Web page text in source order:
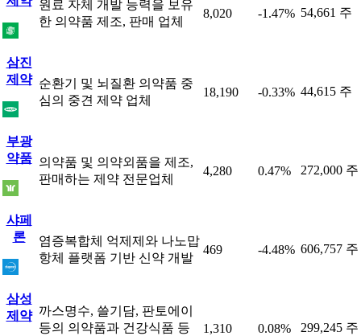
원료 자체 개발 능력을 보유
한 의약품 제조, 판매 업체
8,020 -1.47% 54,661 주
삼진
제약 순환기 및 뇌질환 의약품 중
심의 중견 제약 업체
18,190 -0.33% 44,615 주
부광
약품 의약품 및 의약외품을 제조,
판매하는 제약 전문업체
4,280 0.47% 272,000 주
샤페
론
염증복합체 억제제와 나노맙
항체 플랫폼 기반 신약 개발
469 -4.48% 606,757 주
삼성
제약 까스명수, 쓸기담, 판토에이
등의 의약품과 건강식품 등
1,310 0.08% 299,245 주